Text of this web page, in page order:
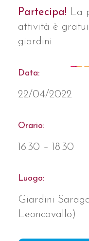
Partecipa! La
attività è
giardini
Data:
22/04/2022
Orario:
16.30 – 18.30
Luogo:
Giardini
Leoncavallo)